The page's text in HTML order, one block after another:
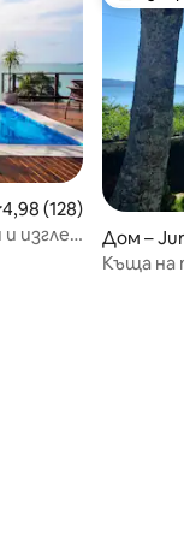
оценка: 4,98
4,98 (128)
изглед
Дом –
Къща на